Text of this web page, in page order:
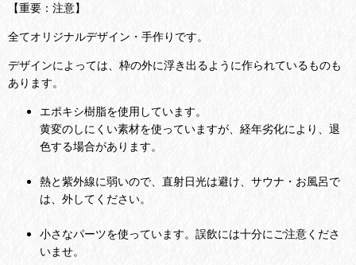
【重要：注意】
全てオリジナルデザイン・手作りです。
デザインによっては、枠の外に浮き出るように作られているものも
あります。
エポキシ樹脂を使用しています。
黄変のしにくい素材を使っていますが、経年劣化により、退
色する場合があります。
熱と紫外線に弱いので、直射日光は避け、サウナ・お風呂で
は、外してください。
小さなパーツを使っています。誤飲には十分にご注意くださ
いませ。